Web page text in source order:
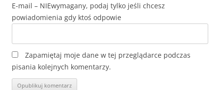
E-mail
Zapamiętaj moje dane w tej przeglądarce podczas
pisania kolejnych komentarzy.